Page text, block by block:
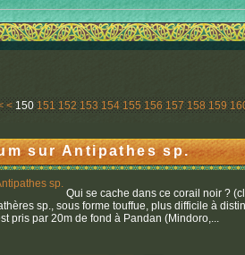
<100
110
120
130
140
150 151 152 153 154 155 156 157 158 159
sur Antipathes sp.
Qui se cache dans ce corail noir ?
sp., sous forme touffue, plus difficile à
pris par 20m de fond à Pandan (Mindoro,...